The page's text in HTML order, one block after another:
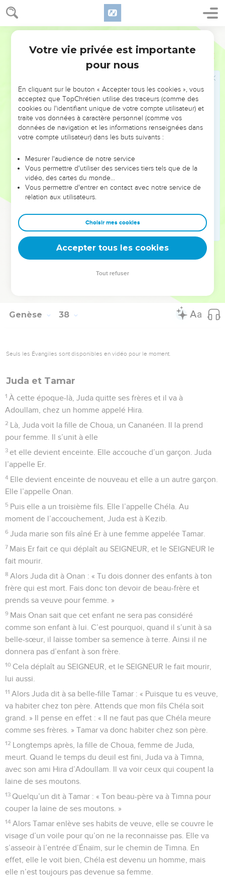
Genèse 37
Alors il déchire ses vêtements.
Il revient vers ses frères en disant : « L’enfant n’est plus là.
Et moi, qu’est-ce que je vais devenir maintenant ? »
Les frères tuent un bouc, ils prennent le vêtement de
Joseph et ils le trempent dans le sang.
message : « Nous avons trouvé ceci. Regarde bien si c’est le
vêtement de ton fils, oui ou non. »
Jacob reconnaît le vêtement et dit : « C’est le vêtement de
mon fils ! Une bête sauvage a déchiré Joseph et l’a
Jacob déchire ses vêtements, il met un habit de deuil et il
pleure son fils pendant des jours et des jours.
Tous ses fils et ses filles viennent pour le consoler. Mais il
refuse de se laisser consoler. En effet, il dit : « Je serai
monde des morts. » Et Jacob n’arrête pas de pleurer.
Les Madianites vendent Joseph en Égypte à Potifar. Cet
homme est un officier du roi, le commandant de ses gardes.
© Société biblique française – Bibli’O, 2000, avec autorisation. Pour vous procurer
Genèse 38
Seuls les Évangiles sont disponibles en vidéo pour le moment.
Juda et Tamar
1 À cette époque-là, Juda quitte ses frères et il va à
Adoullam, chez un homme appelé Hira.
2 Là, Juda voit la fille de Choua, un Cananéen. Il la prend
pour femme. Il s’unit à elle
3 et elle devient enceinte. Elle accouche d’un garçon. Juda
l’appelle Er.
4 Elle devient enceinte de nouveau et elle a un autre garçon.
Elle l’appelle Onan.
5 Puis elle a un troisième fils. Elle l’appelle Chéla. Au
moment de l’accouchement, Juda est à Kezib.
6 Juda marie son fils aîné Er à une femme appelée Tamar.
7 Mais Er fait ce qui déplaît au SEIGNEUR, et le SEIGNEUR le
fait mourir.
8 Alors Juda dit à Onan : « Tu dois donner des enfants à ton
frère qui est mort. Fais donc ton devoir de beau-frère et
prends sa veuve pour femme. »
9 Mais Onan sait que cet enfant ne sera pas considéré
comme son enfant à lui. C’est pourquoi, quand il s’unit à sa
belle-sœur, il laisse tomber sa semence à terre. Ainsi il ne
donnera pas d’enfant à son frère.
10 Cela déplaît au SEIGNEUR, et le SEIGNEUR le fait mourir,
lui aussi.
11 Alors Juda dit à sa belle-fille Tamar : « Puisque tu es veuve,
va habiter chez ton père. Attends que mon fils Chéla soit
grand. » Il pense en effet : « Il ne faut pas que Chéla meure
comme ses frères. » Tamar va donc habiter chez son père.
12 Longtemps après, la fille de Choua, femme de Juda,
meurt. Quand le temps du deuil est fini, Juda va à Timna,
avec son ami Hira d’Adoullam. Il va voir ceux qui coupent la
laine de ses moutons.
13 Quelqu’un dit à Tamar : « Ton beau-père va à Timna pour
couper la laine de ses moutons. »
14 Alors Tamar enlève ses habits de veuve, elle se couvre le
visage d’un voile pour qu’on ne la reconnaisse pas. Elle va
s’asseoir à l’entrée d’Énaïm, sur le chemin de Timna. En
effet, elle le voit bien, Chéla est devenu un homme, mais
elle n’est toujours pas devenue sa femme.
Votre vie privée est importante
pour nous
En cliquant sur le bouton « Accepter tous les cookies », vous
acceptez que TopChrétien utilise des traceurs (comme des
cookies ou l'identifiant unique de votre compte utilisateur) et
traite vos données à caractère personnel (comme vos
données de navigation et les informations renseignées dans
votre compte utilisateur) dans les buts suivants :
Mesurer l'audience de notre service
Vous permettre d'utiliser des services tiers tels que de la
vidéo, des cartes du monde…
Vous permettre d'entrer en contact avec notre service de
relation aux utilisateurs.
Choisir mes cookies
Accepter tous les cookies
Tout refuser